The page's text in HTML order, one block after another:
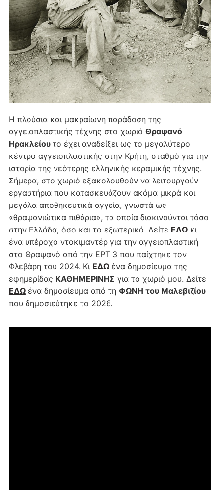
Η πλούσια και μακραίωνη παράδοση της
αγγειοπλαστικής τέχνης στο χωριό Θραψανό
Ηρακλείου το έχει αναδείξει ως το μεγαλύτερο
κέντρο αγγειοπλαστικής στην Κρήτη, σταθμό για την
ιστορία της νεότερης ελληνικής κεραμικής τέχνης.
Σήμερα, στο χωριό εξακολουθούν να λειτουργούν
εργαστήρια που κατασκευάζουν ακόμα μικρά και
μεγάλα αποθηκευτικά αγγεία, γνωστά ως
«θραψανιώτικα πιθάρια», τα οποία διακινούνται τόσο
στην Ελλάδα, όσο και το εξωτερικό. Δείτε ΕΔΩκι
ένα υπέροχο ντοκιμαντέρ για την αγγειοπλαστική
στο Θραψανό από την ΕΡΤ 3 που παίχτηκε τον
Φλεβάρη του 2024. Κι ΕΔΩένα δημοσίευμα της
εφημερίδας ΚΑΘΗΜΕΡΙΝΗΣ για το χωριό μου. Δείτε
ΕΔΩένα δημοσίευμα από τη ΦΩΝΗ του Μαλεβιζίου
που δημοσιεύτηκε το 2026.